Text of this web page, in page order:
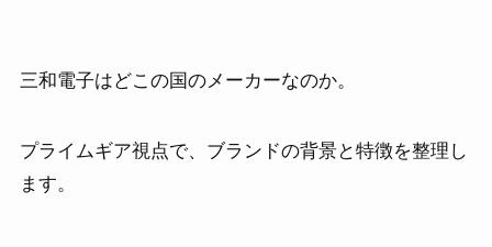
三和電子はどこの国のメーカーなのか。
プライムギア視点で、ブランドの背景と特徴を整理し
ます。